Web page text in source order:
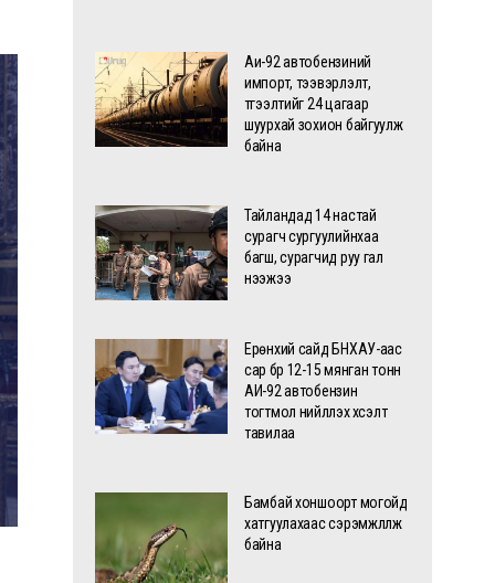
Аи-92 автобензиний
импорт, тээвэрлэлт,
түгээлтийг 24 цагаар
шуурхай зохион байгуулж
байна
Тайландад 14 настай
сурагч сургуулийнхаа
багш, сурагчид руу гал
нээжээ
Ерөнхий сайд БНХАУ-аас
сар бүр 12-15 мянган тонн
АИ-92 автобензин
тогтмол нийлүүлэх хүсэлт
тавилаа
Бамбай хоншоорт могойд
хатгуулахаас сэрэмжлүүлж
байна